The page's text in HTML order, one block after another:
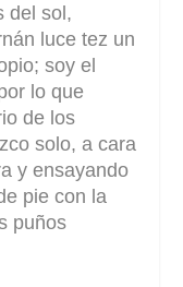
del sol,
luce tez un
soy el
lo que
de los
solo, a cara
y ensayando
pie con la
puños